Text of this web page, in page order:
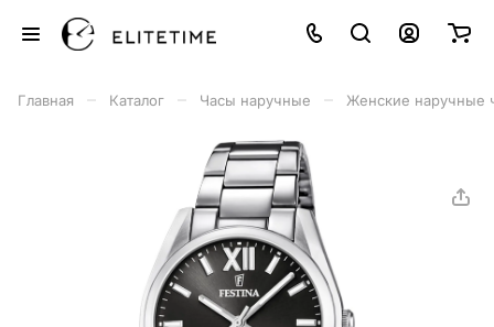
Главная Каталог Часы наручные Женские наручные